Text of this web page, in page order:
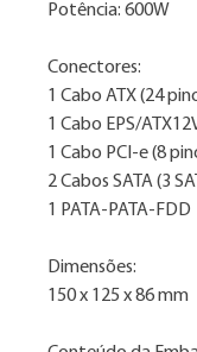
Potência: 600W
Conectores:
1 Cabo ATX (24
1 Cabo EPS/
1 Cabo PCI-e (8
2 Cabos SATA (3
1 PATA-PATA-FDD
Dimensões:
150 x 125 x 86 mm